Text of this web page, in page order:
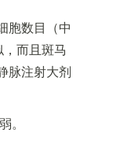
胞数目（中
而且斑马
脉注射大剂
。